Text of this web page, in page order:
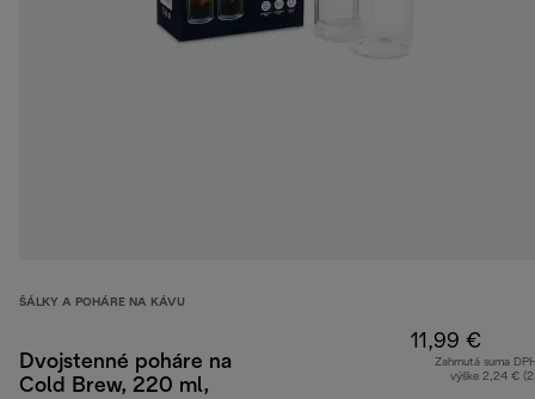
ŠÁLKY A POHÁRE NA KÁVU
Dvojstenné poháre na
Cold Brew, 220 ml,
11,99 €
Zahrnutá suma
výške 2,24 €